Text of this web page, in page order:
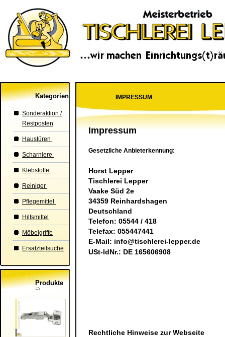
Kategorien
Sonderaktion /
Restposten
Haustüren
Scharniere
Klebstoffe
Reiniger
Pflegemittel
Hilfsmittel
Möbelgriffe
Ersatzteilsuche
Produkte
IMPRESSUM
Impressum
Gesetzliche Anbieterkennung:
Horst Lepper
Tischlerei Lepper
Vaake Süd 2e
34359 Reinhardshagen
Deutschland
Telefon: 05544 / 418
Telefax: 055447441
E-Mail: info@tischlerei-lepper.de
USt-IdNr.: DE 165606908
Rechtliche Hinweise zur Webseite